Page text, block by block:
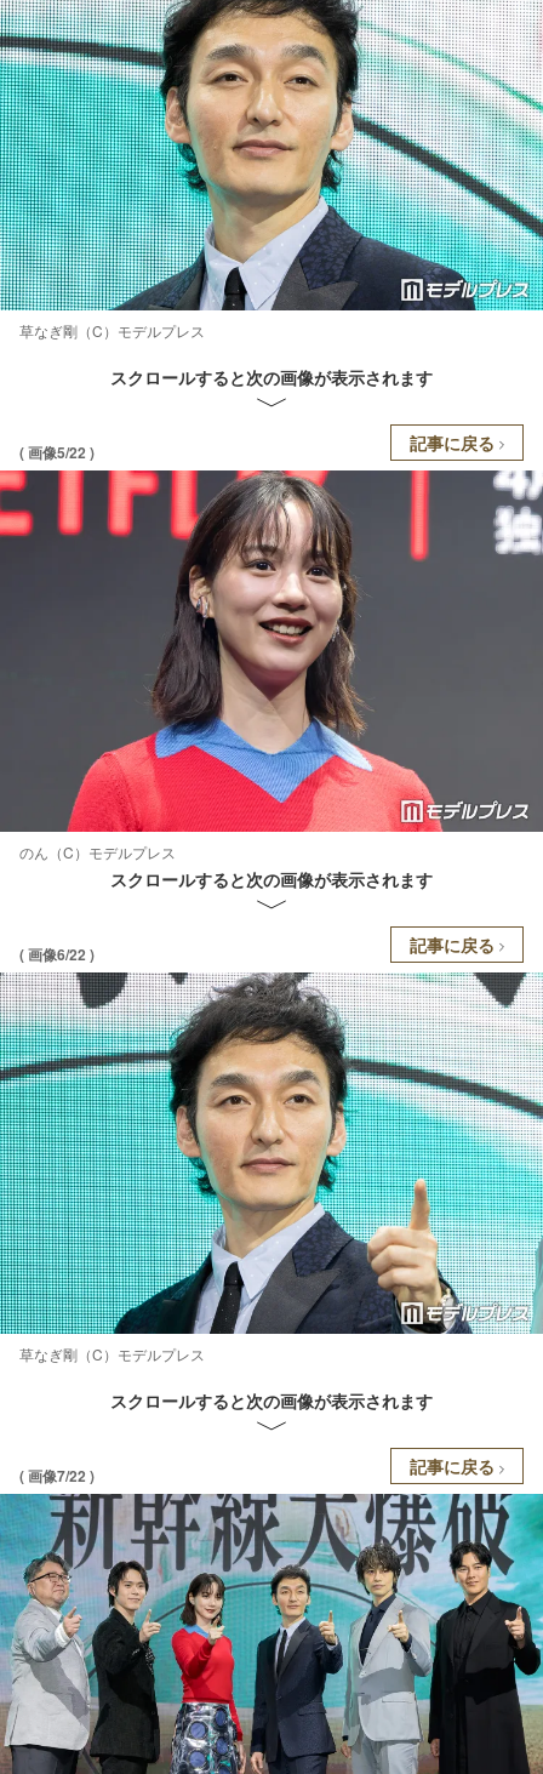
草なぎ剛（C）モデルプレス
スクロールすると次の画像が表示されます
( 画像5/22 ) 記事に戻る
のん（C）モデルプレス
スクロールすると次の画像が表示されます
( 画像6/22 ) 記事に戻る
草なぎ剛（C）モデルプレス
スクロールすると次の画像が表示されます
( 画像7/22 ) 記事に戻る